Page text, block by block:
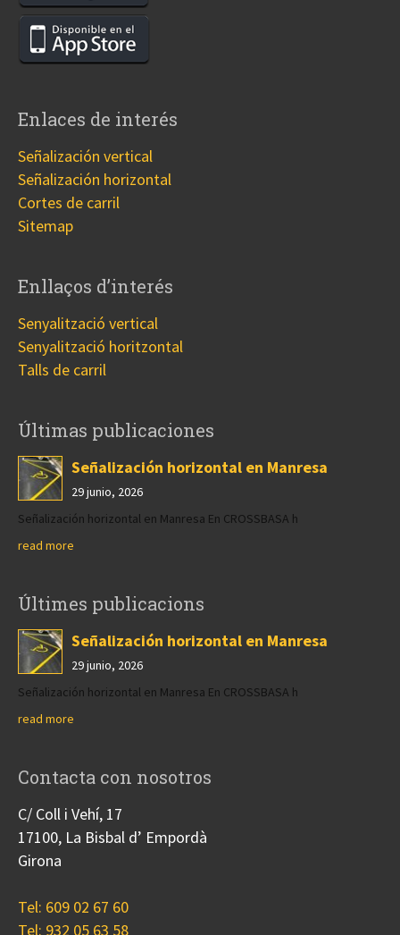
Enlaces de interés
Señalización vertical
Señalización horizontal
Cortes de carril
Sitemap
Enllaços d’interés
Senyalització vertical
Senyalització horitzontal
Talls de carril
Últimas publicaciones
Señalización horizontal en Manresa
29 junio, 2026
Señalización horizontal en Manresa En CROSSBASA h
read more
Últimes publicacions
Señalización horizontal en Manresa
29 junio, 2026
Señalización horizontal en Manresa En CROSSBASA h
read more
Contacta con nosotros
C/ Coll i Vehí, 17
17100, La Bisbal d’ Empordà
Girona
Tel: 609 02 67 60
Tel: 932 05 63 58